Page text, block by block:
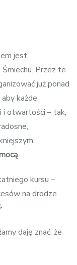
jest
Przez te
już ponad
każde
i otwartości – tak,
.
kursu –
na drodze
daję znać, że